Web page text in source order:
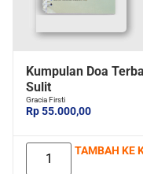
Kumpulan Doa
Sulit
Gracia Firsti
Rp 55.000,00
TAMBAH KE